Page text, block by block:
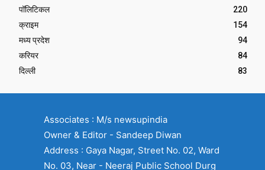
पॉलिटिकल
220
क्राइम
154
मध्य प्रदेश
94
करियर
84
दिल्ली
83
Associates : M/s newsupindia
Owner & Editor - Sandeep Diwan
Address : Gaya Nagar, Street No. 02, Ward
No. 03, Near - Neeraj Public School Durg